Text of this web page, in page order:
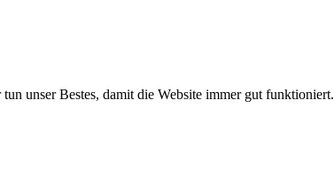
unser Bestes, damit die Website immer gut funktioniert.